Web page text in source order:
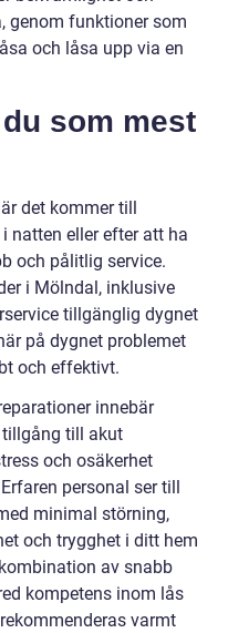
genom funktioner som
och låsa upp via en
som mest
det kommer till
natten eller efter att ha
och pålitlig service.
i Mölndal, inklusive
tillgänglig dygnet
på dygnet problemet
och effektivt.
innebär
till akut
och osäkerhet
personal ser till
minimal störning,
och trygghet i ditt hem
av snabb
kompetens inom lås
varmt